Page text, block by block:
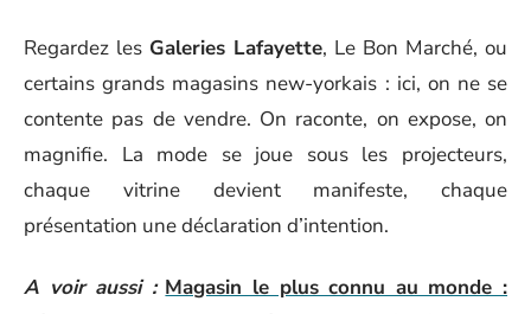
Regardez les Galeries Lafayette, Le Bon Marché, ou
certains grands magasins new-yorkais : ici, on ne se
contente pas de vendre. On raconte, on expose, on
magnifie. La mode se joue sous les projecteurs,
chaque vitrine devient manifeste, chaque
présentation une déclaration d’intention.
A voir aussi : Magasin le plus connu au monde :